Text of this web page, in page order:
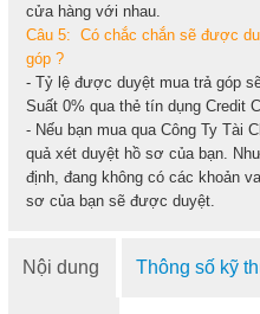
cửa hàng với nhau.
Câu 5: Có chắc chắn sẽ được
góp ?
- Tỷ lệ được duyệt mua trả góp
Suất 0% qua thẻ tín dụng Credit
- Nếu bạn mua qua Công Ty Tài
quả xét duyệt hồ sơ của bạn.
định, đang không có các khoản
sơ của bạn sẽ được duyệt.
Nội dung Thông số kỹ